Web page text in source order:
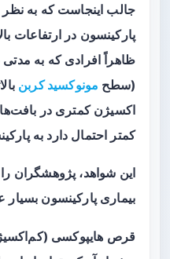
جالب اینجاست که به نظر
پارکینسون در ارتفاعات
ظاهراً افرادی که به مدتی
(سطح مونوکسید کربن
اکسیژن کمتری در
کمتر احتمال دارد به
این شواهد، پژوهشگران
بیماری پارکینسون بسیار
قرص هایپوکسی